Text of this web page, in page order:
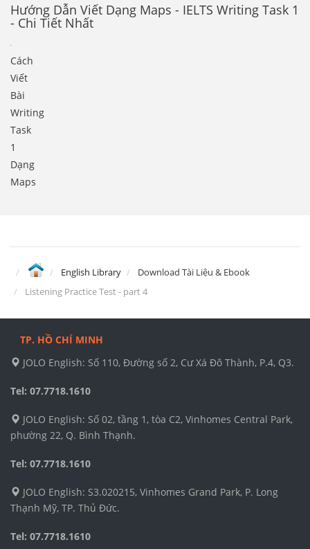
Hướng Dẫn Viết Dạng Maps - IELTS Writing Task 1
- Chi Tiết Nhất
Cách
Viết
Bài
Writing
Task
1
Dạng
Maps
English Library
Download Tài Liệu & Ebook
Listening Practice Test - part 4
TP. HỒ CHÍ MINH
JOLO English: Số 110, Đường số 2, Cư Xá Đô Thành, P.4, Q3.
Tel: 07.7718.1610
JOLO English: Số 02, tầng 1, tòa C2, Vinhomes Central Park,
phường 22, Q. Bình Thạnh.
Tel: 07.7718.1610
JOLO English: S3.020215, Vinhomes Grand Park, P. Long
Thạnh Mỹ, TP. Thủ Đức.
Tel: 07.7718.1610